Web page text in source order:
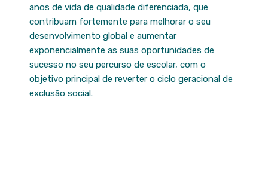
anos de vida de qualidade diferenciada, que
contribuam fortemente para melhorar o seu
desenvolvimento global e aumentar
exponencialmente as suas oportunidades de
sucesso no seu percurso de escolar, com o
objetivo principal de reverter o ciclo geracional de
exclusão social.